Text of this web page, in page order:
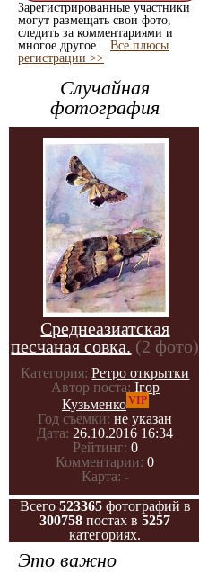
Зарегистрированные участники
могут размещать свои фото,
следить за комментариями и
многое другое... Все плюсы
регистрации >>
Случайная
фотография
Среднеазиатская
песчаная совка. (2 фото)
Категория: Ретро открытки
Автор поста: Ігор
КузьменкоVIP
Год съемки: не указан
Дата: 26.10.2016 16:34
Рейтинг: 0
Комментарии: 0
Карта: -
Всего 523365 фотографий в
300758 постах в5257
категориях.
Это важно